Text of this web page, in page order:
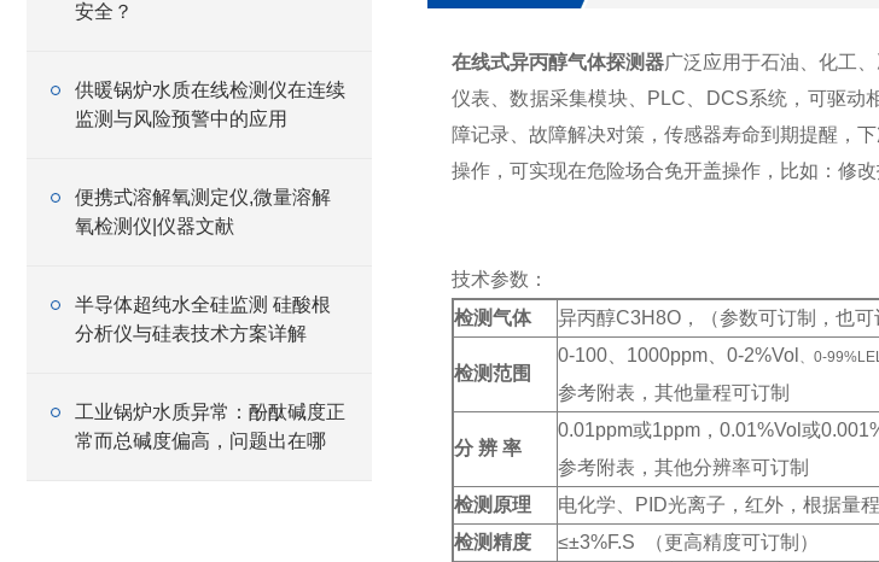
安全？
供暖锅炉水质在线检测仪在连续
监测与风险预警中的应用
便携式溶解氧测定仪,微量溶解
氧检测仪|仪器文献
半导体超纯水全硅监测 硅酸根
分析仪与硅表技术方案详解
工业锅炉水质异常：酚酞碱度正
常而总碱度偏高，问题出在哪
在线式异丙醇气体探测器广泛应用于石油、化工
仪表、数据采集模块、PLC、DCS系统，可驱动
障记录、故障解决对策，传感器寿命到期提醒，
操作，可实现在危险场合免开盖操作，比如：修
技术参数：
检测气体
异丙醇C3H8O，（参数可订制，也可
检测范围
0-100、1000ppm、0-2%Vol 、0-
参考附表，其他量程可订制
分 辨 率
0.01ppm或1ppm， 0.01%Vol 或
参考附表，其他分辨率可订制
检测原理
电化学、PID光离子，红外，根据量
检测精度
≤±3%F.S
（更高精度可订制）